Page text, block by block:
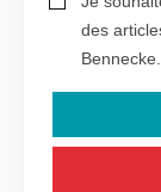
des
Bennecke.